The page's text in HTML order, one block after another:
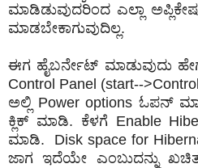
ಮಾಡಿಡುವುದರಿಂದ ಎಲ್ಲಾ
ಮಾಡಬೇಕಾಗುವುದಿಲ್ಲ.
ಈಗ ಹೈಬರ್ನೇಟ್ ಮಾಡುವುದು
Control Panel (start--
ಅಲ್ಲಿ Power options ಓಪನ್‌
ಕ್ಲಿಕ್ ಮಾಡಿ. ಕೆಳಗೆ Enable
ಮಾಡಿ. Disk space for
ಜಾಗ ಇದೆಯೇ ಎಂಬುದನ್ನು